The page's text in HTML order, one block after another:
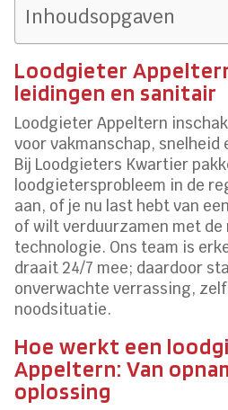
Inhoudsopgaven
Loodgieter
leidingen en sanitair
Loodgieter Appeltern
voor vakmanschap, snelheid
Bij Loodgieters Kwartier
loodgietersprobleem in de
aan, of je nu last hebt van
of wilt verduurzamen met
technologie. Ons team is
draait 24/7 mee; daardoor
onverwachte verrassing,
noodsituatie.
Hoe werkt een
Appeltern: Van
oplossing